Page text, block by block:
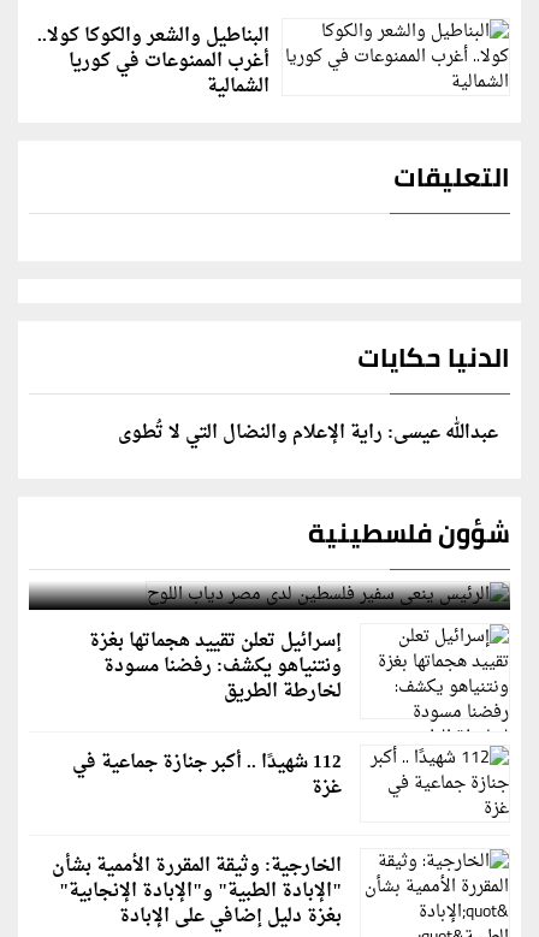
البناطيل والشعر والكوكا كولا..
أغرب الممنوعات في كوريا
الشمالية
التعليقات
الدنيا حكايات
عبدالله عيسى: راية الإعلام والنضال التي لا تُطوى
شؤون فلسطينية
الرئيس ينعى سفير فلسطين لدى مصر دياب اللوح
إسرائيل تعلن تقييد هجماتها بغزة
ونتنياهو يكشف: رفضنا مسودة
لخارطة الطريق
112 شهيدًا .. أكبر جنازة جماعية في
غزة
الخارجية: وثيقة المقررة الأممية بشأن
"الإبادة الطبية" و"الإبادة الإنجابية"
بغزة دليل إضافي على الإبادة